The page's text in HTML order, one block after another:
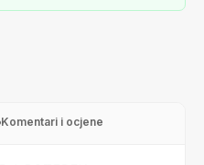
Komentari i ocjene